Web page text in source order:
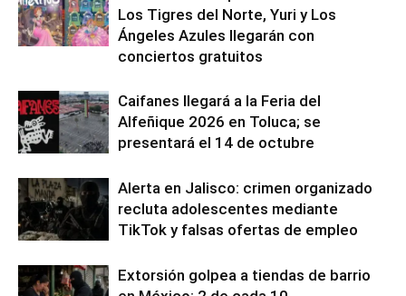
Los Tigres del Norte, Yuri y Los
Ángeles Azules llegarán con
conciertos gratuitos
Caifanes llegará a la Feria del
Alfeñique 2026 en Toluca; se
presentará el 14 de octubre
Alerta en Jalisco: crimen organizado
recluta adolescentes mediante
TikTok y falsas ofertas de empleo
Extorsión golpea a tiendas de barrio